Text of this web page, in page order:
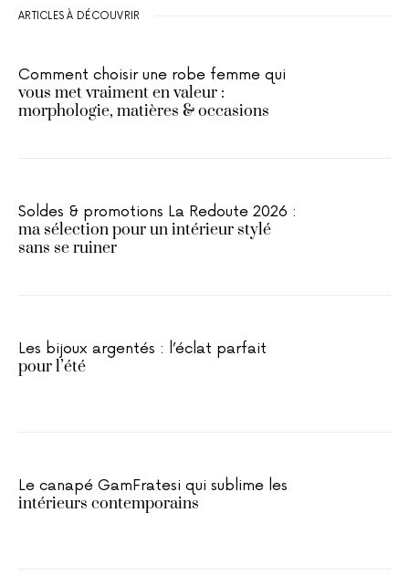
ARTICLES À DÉCOUVRIR
Comment choisir une robe femme qui
vous met vraiment en valeur :
morphologie, matières & occasions
Soldes & promotions La Redoute 2026 :
ma sélection pour un intérieur stylé
sans se ruiner
Les bijoux argentés : l’éclat parfait
pour l’été
Le canapé GamFratesi qui sublime les
intérieurs contemporains